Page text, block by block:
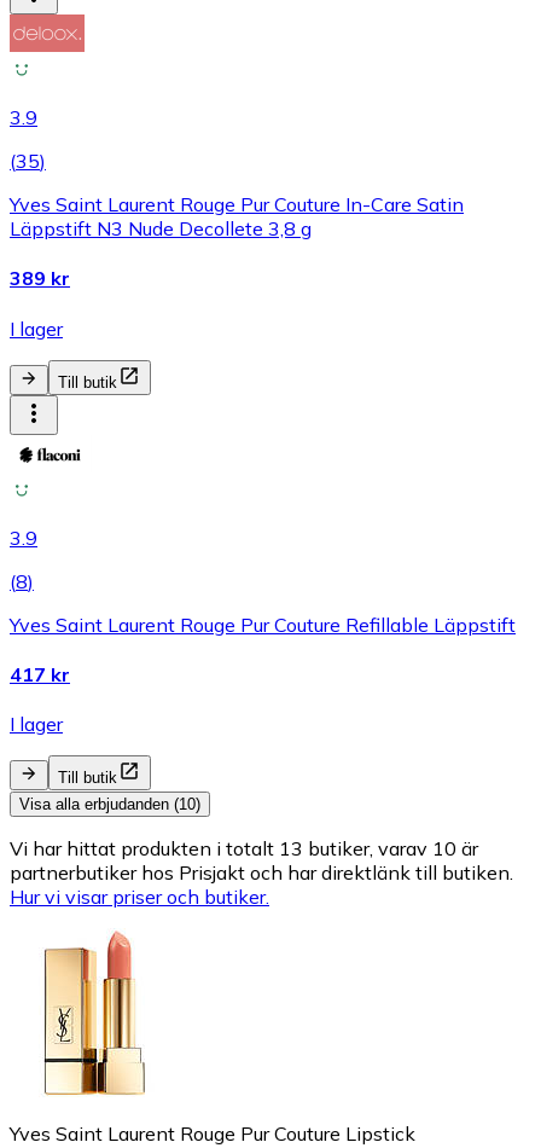
3.9
(35)
Yves Saint Laurent Rouge Pur Couture In-Care Satin
Läppstift N3 Nude Decollete 3,8 g
389 kr
I lager
Till butik
3.9
(8)
Yves Saint Laurent Rouge Pur Couture Refillable Läppstift
417 kr
I lager
Till butik
Visa alla erbjudanden (10)
Vi har hittat produkten i totalt 13 butiker, varav 10 är
partnerbutiker hos Prisjakt och har direktlänk till butiken.
Hur vi visar priser och butiker.
Yves Saint Laurent Rouge Pur Couture Lipstick